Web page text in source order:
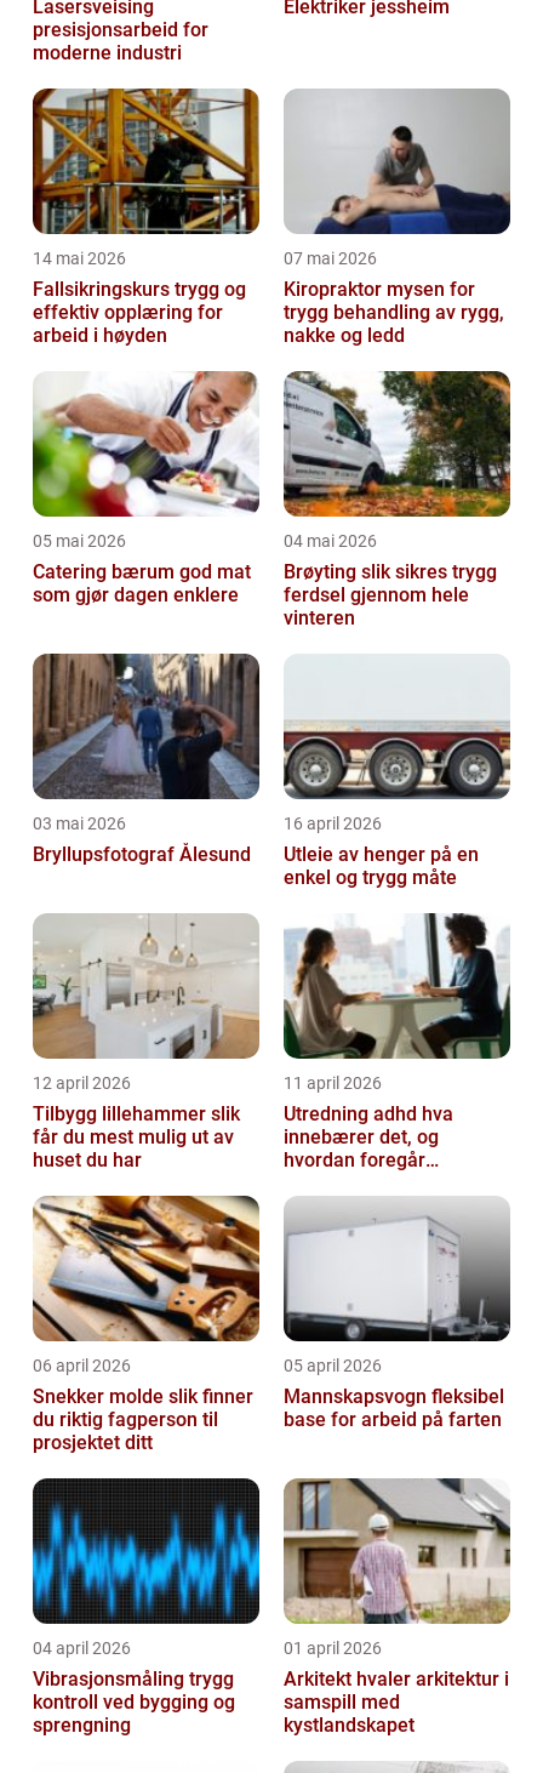
Lasersveising
presisjonsarbeid for
moderne industri
Elektriker jessheim
14 mai 2026
Fallsikringskurs trygg og
effektiv opplæring for
arbeid i høyden
07 mai 2026
Kiropraktor mysen for
trygg behandling av rygg,
nakke og ledd
05 mai 2026
Catering bærum god mat
som gjør dagen enklere
04 mai 2026
Brøyting slik sikres trygg
ferdsel gjennom hele
vinteren
03 mai 2026
Bryllupsfotograf Ålesund
16 april 2026
Utleie av henger på en
enkel og trygg måte
12 april 2026
Tilbygg lillehammer slik
får du mest mulig ut av
huset du har
11 april 2026
Utredning adhd hva
innebærer det, og
hvordan foregår
06 april 2026
Snekker molde slik finner
du riktig fagperson til
prosjektet ditt
05 april 2026
Mannskapsvogn fleksibel
base for arbeid på farten
04 april 2026
Vibrasjonsmåling trygg
kontroll ved bygging og
sprengning
01 april 2026
Arkitekt hvaler arkitektur i
samspill med
kystlandskapet